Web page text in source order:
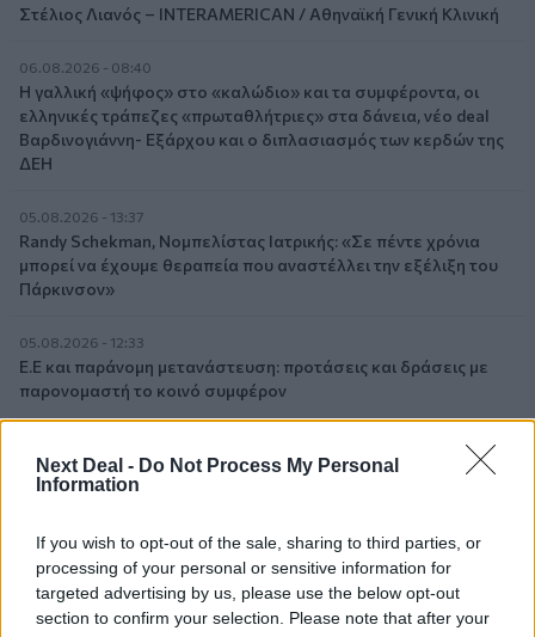
Next Deal - Do Not Process My Personal
Information
If you wish to opt-out of the sale, sharing to third parties, or
processing of your personal or sensitive information for
targeted advertising by us, please use the below opt-out
section to confirm your selection. Please note that after your
Στέλιος Λιανός – INTERAMERICAN / Αθηναϊκή Γενική Κλινική
06.08.2026 - 08:40
Η γαλλική «ψήφος» στο «καλώδιο» και τα συμφέροντα, οι
ελληνικές τράπεζες «πρωταθλήτριες» στα δάνεια, νέο deal
Βαρδινογιάννη- Εξάρχου και ο διπλασιασμός των κερδών της
ΔΕΗ
05.08.2026 - 13:37
Randy Schekman, Νομπελίστας Ιατρικής: «Σε πέντε χρόνια
μπορεί να έχουμε θεραπεία που αναστέλλει την εξέλιξη του
Πάρκινσον»
05.08.2026 - 12:33
Ε.Ε και παράνομη μετανάστευση: προτάσεις και δράσεις με
παρονομαστή το κοινό συμφέρον
Αντώνης Βουκλαρής - «ΕΡΡΙΚΟΣ ΝΤΥΝΑΝ»
Η νέα εποχή στην εκπαίδευση των ασφαλιστικών
διαμεσολαβητών
05.08.2026 - 10:50